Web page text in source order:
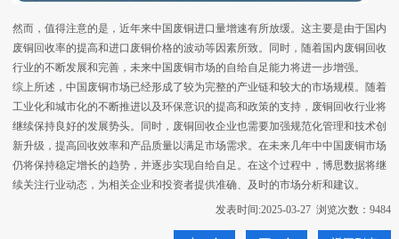
然而，值得注意的是，近年来中国废铜进口量增速有所放缓。这主要是由于国内
废铜回收率的提高和进口废铜价格的波动等因素所致。同时，随着国内废铜回收
行业的不断发展和完善，未来中国废铜市场的自给自足能力将进一步增强。
综上所述，中国废铜市场已经形成了较为完整的产业链和较大的市场规模。随着
工业化和城市化的不断推进以及环保意识的提高和政策的支持，废铜回收行业将
继续保持良好的发展势头。同时，废铜回收企业也需要加强规范化管理和技术创
新升级，提高回收效率和产品质量以满足市场需求。在未来几年中中国废铜市场
仍将保持稳定增长的趋势，并逐步实现自给自足。在这个过程中，博思数据将继
续关注行业动态，为相关企业和投资者提供准确、及时的市场分析和建议。
发表时间:2025-03-27 浏览次数：9484